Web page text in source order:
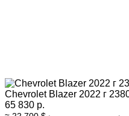
Chevrolet Blazer 2022 г
65 830 р.